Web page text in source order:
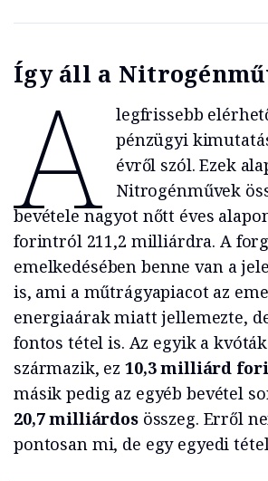
Így áll a
A
legfrissebb
pénzügyi
évről szól. Ezek
Nitrogénművek
bevétele nagyot nőtt éves
forintról 211,2 milliárdra. A
emelkedésében benne van a
is, ami a műtrágyapiacot az
energiaárak miatt jellemezte,
fontos tétel is. Az egyik a
származik, ez 10,3 milliárd
másik pedig az egyéb bevétel
20,7 milliárdos összeg. Erről
pontosan mi, de egy egyedi